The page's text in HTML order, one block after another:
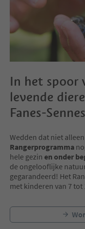
In het spoor
levende
Fanes-
Wedden dat niet
Rangerprogramma
hele gezin en onder
de ongelooflijke
gegarandeerd! Het
met kinderen van 7 tot